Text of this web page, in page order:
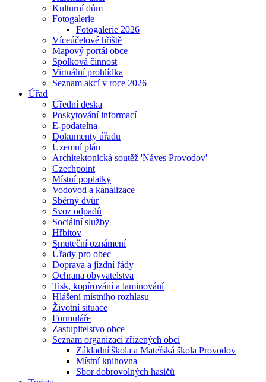
Kulturní dům
Fotogalerie
Fotogalerie 2026
Víceúčelové hřiště
Mapový portál obce
Spolková činnost
Virtuální prohlídka
Seznam akcí v roce 2026
Úřad
Úřední deska
Poskytování informací
E-podatelna
Dokumenty úřadu
Územní plán
Architektonická soutěž 'Náves Provodov'
Czechpoint
Místní poplatky
Vodovod a kanalizace
Sběrný dvůr
Svoz odpadů
Sociální služby
Hřbitov
Smuteční oznámení
Úřady pro obec
Doprava a jízdní řády
Ochrana obyvatelstva
Tisk, kopírování a laminování
Hlášení místního rozhlasu
Životní situace
Formuláře
Zastupitelstvo obce
Seznam organizací zřízených obcí
Základní škola a Mateřská škola Provodov
Místní knihovna
Sbor dobrovolných hasičů